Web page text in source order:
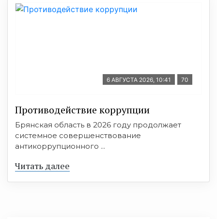
6 АВГУСТА 2026, 10:41 70
Противодействие коррупции
Брянская область в 2026 году продолжает
системное совершенствование
антикоррупционного ...
Читать далее